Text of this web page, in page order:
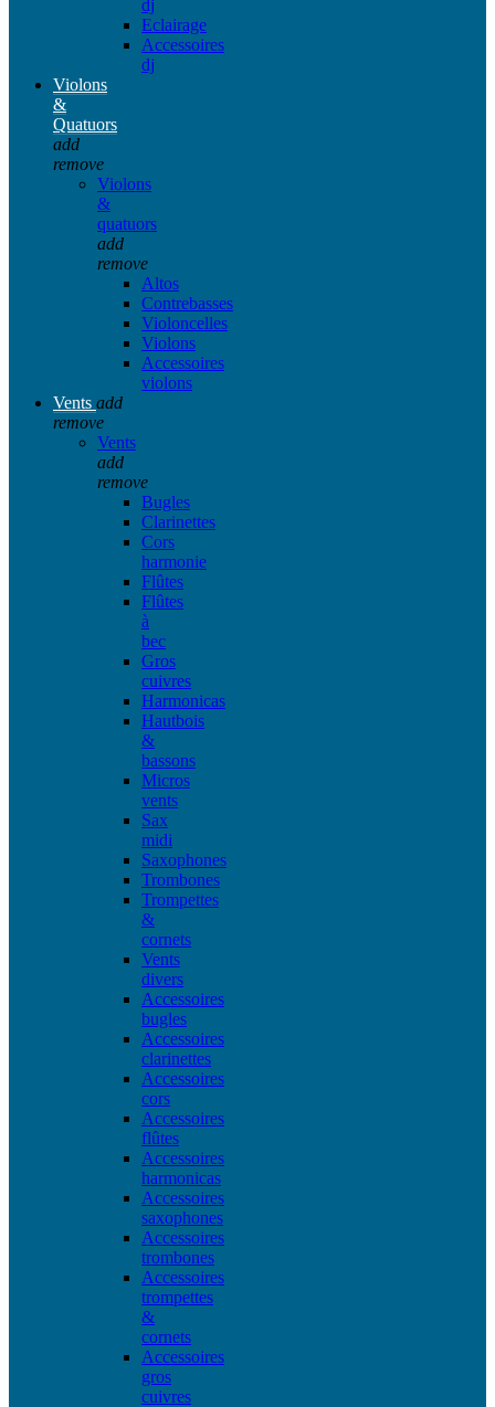
dj
Eclairage
Accessoires
dj
Violons
&
Quatuors
add
remove
Violons
&
quatuors
add
remove
Altos
Contrebasses
Violoncelles
Violons
Accessoires
violons
Vents add
remove
Vents
add
remove
Bugles
Clarinettes
Cors
harmonie
Flûtes
Flûtes
à
bec
Gros
cuivres
Harmonicas
Hautbois
&
bassons
Micros
vents
Sax
midi
Saxophones
Trombones
Trompettes
&
cornets
Vents
divers
Accessoires
bugles
Accessoires
clarinettes
Accessoires
cors
Accessoires
flûtes
Accessoires
harmonicas
Accessoires
saxophones
Accessoires
trombones
Accessoires
trompettes
&
cornets
Accessoires
gros
cuivres